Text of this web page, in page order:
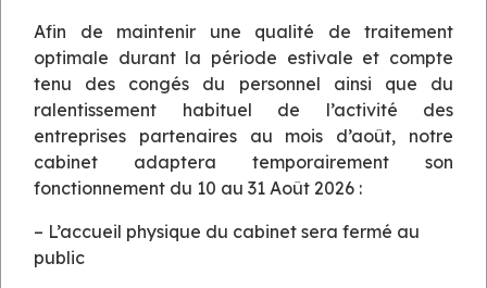
Afin de maintenir une qualité de traitement
optimale durant la période estivale et compte
tenu des congés du personnel ainsi que du
ralentissement habituel de l’activité des
entreprises partenaires au mois d’août, notre
cabinet adaptera temporairement son
fonctionnement du 10 au 31 Août 2026 :
– L’accueil physique du cabinet sera fermé au
public